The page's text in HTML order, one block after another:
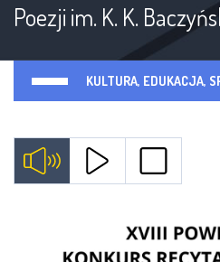
Poezji im. K. K.
KULTURA, EDUKACJA,